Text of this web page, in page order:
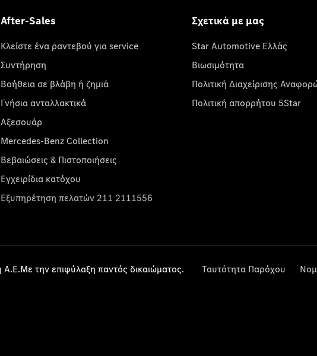
After-Sales
Κλείστε ένα ραντεβού για service
Συντήρηση
Βοήθεια σε βλάβη ή ζημιά
Γνήσια ανταλλακτικά
Αξεσουάρ
Mercedes-Benz Collection
Βεβαιώσεις & Πιστοποιήσεις
Εγχειρίδια κατόχου
Εξυπηρέτηση πελατών 211 2111556
Σχετικά με μας
Star Automotive Ελλάς
Βιωσιμότητα
Πολιτική Διαχείρισης
Πολιτική απορρήτου 5Star
την επιφύλαξη παντός δικαιώματος. Ταυτότητα Παρόχου